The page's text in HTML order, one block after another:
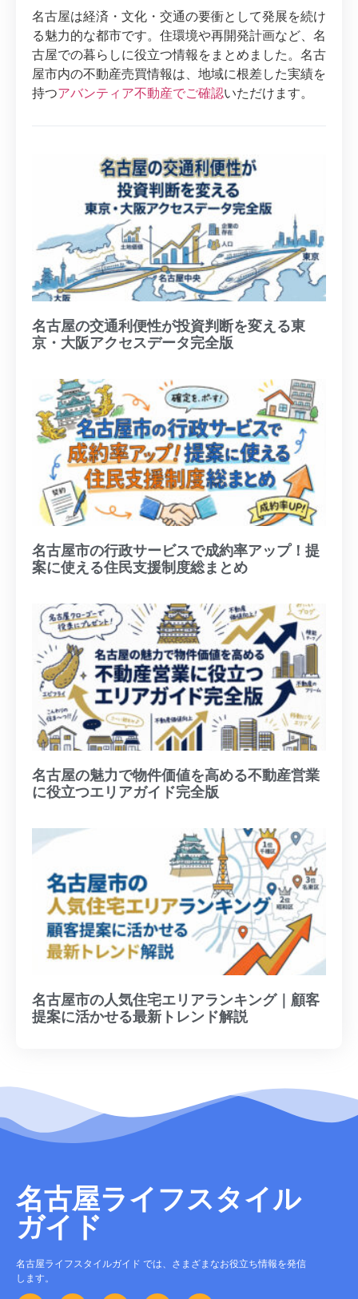
名古屋は経済・文化・交通の要衝として発展を続け
る魅力的な都市です。住環境や再開発計画など、名
古屋での暮らしに役立つ情報をまとめました。名古
屋市内の不動産売買情報は、地域に根差した実績を
持つアバンティア不動産でご確認いただけます。
名古屋の交通利便性が投資判断を変える東
京・大阪アクセスデータ完全版
名古屋市の行政サービスで成約率アップ！提
案に使える住民支援制度総まとめ
名古屋の魅力で物件価値を高める不動産営業
に役立つエリアガイド完全版
名古屋市の人気住宅エリアランキング｜顧客
提案に活かせる最新トレンド解説
名古屋ライフスタイル
ガイド
名古屋ライフスタイルガイド では、さまざまなお役立ち情報を発信
します。